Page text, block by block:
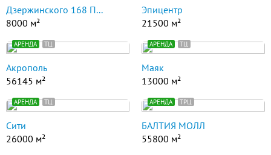
Дзержинского 168 П...
8000 м²
Эпицентр
21500 м²
АРЕНДА ТЦ
Акрополь
56145 м²
АРЕНДА ТЦ
Маяк
13000 м²
АРЕНДА ТЦ
Сити
26000 м²
АРЕНДА ТРЦ
БАЛТИЯ МОЛЛ
55800 м²